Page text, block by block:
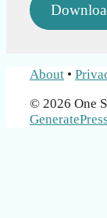
About •
© 2026 One
GeneratePress